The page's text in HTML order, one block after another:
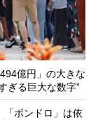
億円」の大きな
ぎる巨大な数字”
ボンドロ」は依